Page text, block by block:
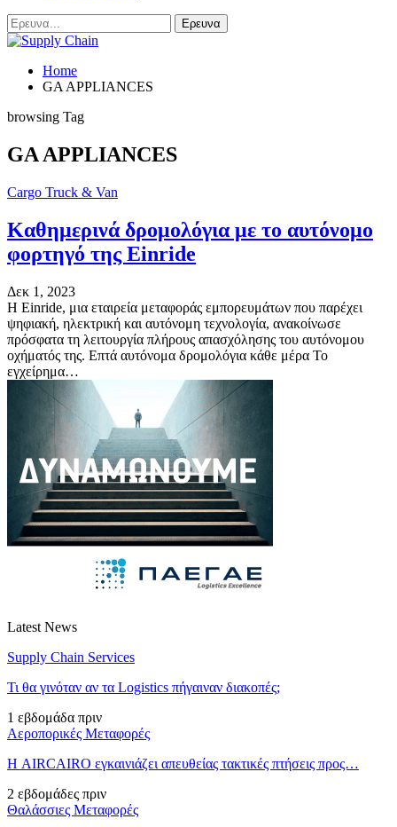
Home
GA APPLIANCES
browsing Tag
GA APPLIANCES
Cargo Truck & Van
Καθημερινά δρομολόγια με το αυτόνομο
φορτηγό της Einride
Δεκ 1, 2023
Η Einride, μια εταιρεία μεταφοράς εμπορευμάτων που παρέχει
ψηφιακή, ηλεκτρική και αυτόνομη τεχνολογία, ανακοίνωσε
πρόσφατα τη λειτουργία πλήρους απασχόλησης του αυτόνομου
οχήματός της. Επτά αυτόνομα δρομολόγια κάθε μέρα Το
εγχείρημα…
Latest News
Supply Chain Services
Τι θα γινόταν αν τα Logistics πήγαιναν διακοπές;
1 εβδομάδα πριν
Αεροπορικές Μεταφορές
Η AIRCAIRO εγκαινιάζει απευθείας τακτικές πτήσεις προς…
2 εβδομάδες πριν
Θαλάσσιες Μεταφορές